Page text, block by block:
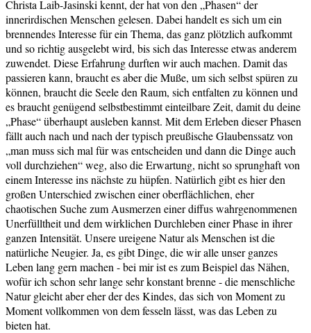
Christa Laib-Jasinski kennt, der hat von den „Phasen“ der
innerirdischen Menschen gelesen. Dabei handelt es sich um ein
brennendes Interesse für ein Thema, das ganz plötzlich aufkommt
und so richtig ausgelebt wird, bis sich das Interesse etwas anderem
zuwendet. Diese Erfahrung durften wir auch machen. Damit das
passieren kann, braucht es aber die Muße, um sich selbst spüren zu
können, braucht die Seele den Raum, sich entfalten zu können und
es braucht genügend selbstbestimmt einteilbare Zeit, damit du deine
„Phase“ überhaupt ausleben kannst. Mit dem Erleben dieser Phasen
fällt auch nach und nach der typisch preußische Glaubenssatz von
„man muss sich mal für was entscheiden und dann die Dinge auch
voll durchziehen“ weg, also die Erwartung, nicht so sprunghaft von
einem Interesse ins nächste zu hüpfen. Natürlich gibt es hier den
großen Unterschied zwischen einer oberflächlichen, eher
chaotischen Suche zum Ausmerzen einer diffus wahrgenommenen
Unerfülltheit und dem wirklichen Durchleben einer Phase in ihrer
ganzen Intensität. Unsere ureigene Natur als Menschen ist die
natürliche Neugier. Ja, es gibt Dinge, die wir alle unser ganzes
Leben lang gern machen - bei mir ist es zum Beispiel das Nähen,
wofür ich schon sehr lange sehr konstant brenne - die menschliche
Natur gleicht aber eher der des Kindes, das sich von Moment zu
Moment vollkommen von dem fesseln lässt, was das Leben zu
bieten hat.